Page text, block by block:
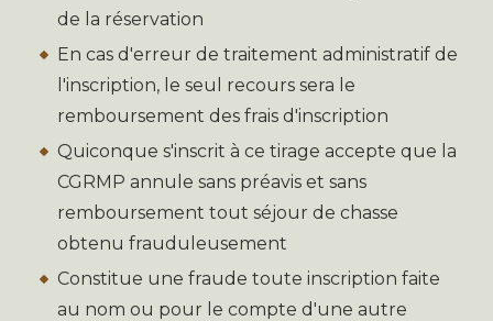
de la réservation
En cas d'erreur de traitement administratif de
l'inscription, le seul recours sera le
remboursement des frais d'inscription
Quiconque s'inscrit à ce tirage accepte que la
CGRMP annule sans préavis et sans
remboursement tout séjour de chasse
obtenu frauduleusement
Constitue une fraude toute inscription faite
au nom ou pour le compte d'une autre